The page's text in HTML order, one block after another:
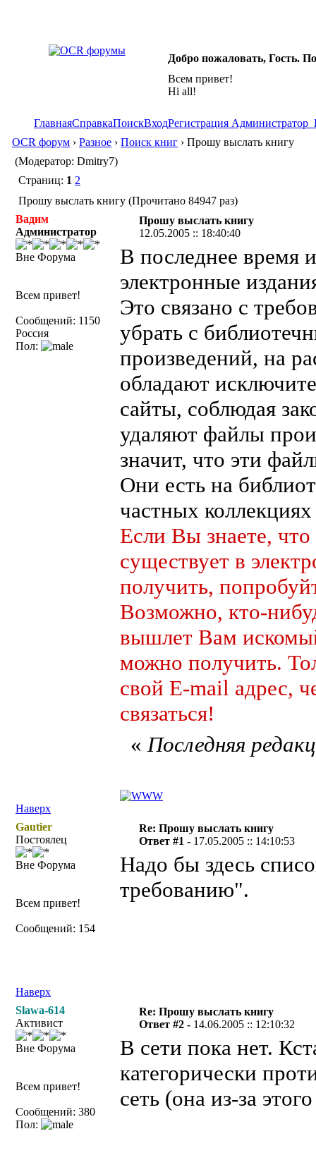
Добро пожаловать, Гость.
Всем привет!
Hi all!
ГлавнаяСправкаПоискВходРегистрация Администратор
OCR форум › Разное › Поиск книг › Прошу выслать книгу
(Модератор: Dmitry7)
Страниц: 1 2
Прошу выслать книгу (Прочитано 84947 раз)
Вадим
Администратор
Вне Форума
Всем привет!
Сообщений: 1150
Россия
Пол:
Прошу выслать книгу
12.05.2005 :: 18:40:40
В последнее время
электронные
Это связано с
убрать с
произведений, на
обладают
сайты, соблюдая
удаляют файлы
значит, что эти
Они есть на
частных
Если Вы знаете,
существует в
получить,
Возможно, кто-
вышлет Вам
можно получить.
свой E-mail адрес,
связаться!
Наверх
«Последняя
Gautier
Постоялец
Вне Форума
Всем привет!
Сообщений: 154
Re: Прошу выслать книгу
Ответ #1 - 17.05.2005 :: 14:10:53
Надо бы здесь
требованию".
Наверх
Slawa-614
Активист
Вне Форума
Всем привет!
Сообщений: 380
Пол:
Re: Прошу выслать книгу
Ответ #2 - 14.06.2005 :: 12:10:32
В сети пока нет.
категорически
сеть (она из-за